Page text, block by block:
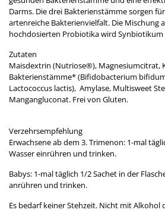
Darms. Die drei Bakterienstämme sorgen
artenreiche Bakterienvielfalt. Die Mischung
hochdosierten Probiotika wird Synbiotikum
Zutaten
Maisdextrin (Nutriose®), Magnesiumcitrat,
Bakterienstämme* (Bifidobacterium
Lactococcus lactis), Amylase, Multisweet
Mangangluconat. Frei von Gluten.
Verzehrsempfehlung
Erwachsene ab dem 3. Trimenon: 1-mal
Wasser einrühren und trinken.
Babys: 1-mal täglich 1/2 Sachet in der
anrühren und trinken.
Es bedarf keiner Stehzeit. Nicht mit